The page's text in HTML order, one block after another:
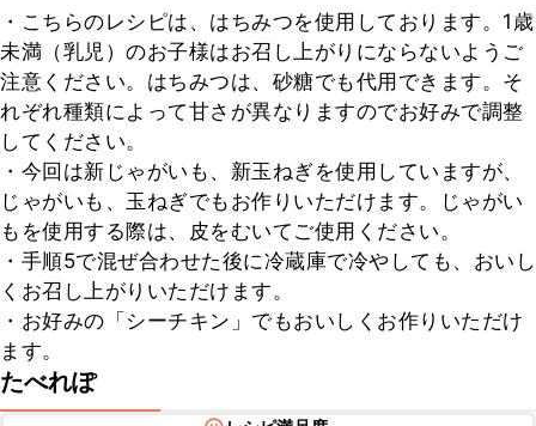
・こちらのレシピは、はちみつを使用しております。1歳
未満（乳児）のお子様はお召し上がりにならないようご
注意ください。はちみつは、砂糖でも代用できます。そ
れぞれ種類によって甘さが異なりますのでお好みで調整
してください。
・今回は新じゃがいも、新玉ねぎを使用していますが、
じゃがいも、玉ねぎでもお作りいただけます。じゃがい
もを使用する際は、皮をむいてご使用ください。
・手順5で混ぜ合わせた後に冷蔵庫で冷やしても、おいし
くお召し上がりいただけます。
・お好みの「シーチキン」でもおいしくお作りいただけ
ます。
たべれぽ